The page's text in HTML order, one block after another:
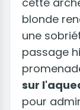
blonde
une
passage
sur
pour